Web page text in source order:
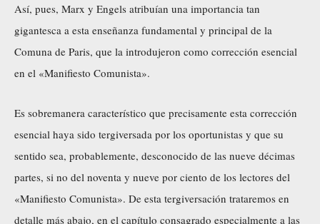
Así, pues, Marx y Engels atribuían una importancia tan
gigantesca a esta enseñanza fundamental y principal de la
Comuna de Paris, que la introdujeron como corrección esencial
en el «Manifiesto Comunista».
Es sobremanera característico que precisamente esta corrección
esencial haya sido tergiversada por los oportunistas y que su
sentido sea, probablemente, desconocido de las nueve décimas
partes, si no del noventa y nueve por ciento de los lectores del
«Manifiesto Comunista». De esta tergiversación trataremos en
detalle más abajo, en el capítulo consagrado especialmente a las